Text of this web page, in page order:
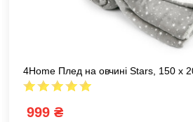
4Home Плед на овчині Stars, 150 x
999 ₴